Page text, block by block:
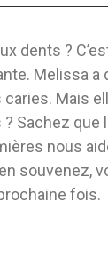
dents ?
Melissa a
caries. Mais
Sachez que
nous
souvenez,
fois.